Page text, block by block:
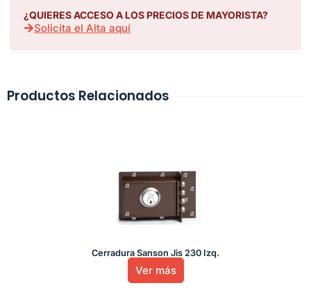
¿QUIERES ACCESO A LOS PRECIOS DE MAYORISTA?
Solicita el Alta aquí
Productos Relacionados
Cerradura Sanson Jis 230 Izq.
Ver más